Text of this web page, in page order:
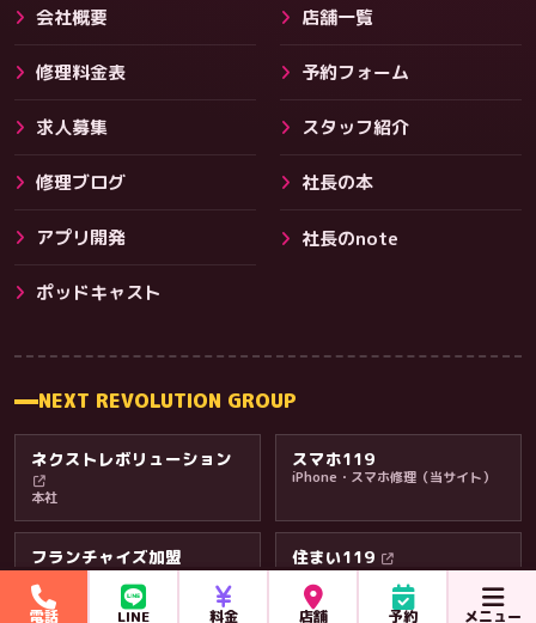
会社概要 店舗一覧
修理料金表 予約フォーム
求人募集 スタッフ紹介
修理ブログ 社長の本
アプリ開発 社長のnote
ポッドキャスト
NEXT REVOLUTION GROUP
ネクストレボリューション
本社
スマホ119
iPhone・スマホ修理（当サイト）
フランチャイズ加盟
スマホ119の加盟店オーナー募集
住まい119
エアコンクリーニング
電話 LINE 料金 店舗 予約 メニュー